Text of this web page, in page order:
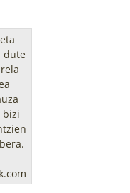
dute
bizi